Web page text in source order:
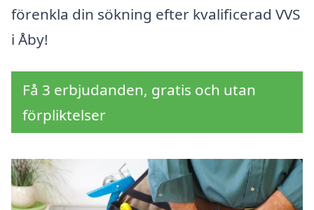
förenkla din sökning efter kvalificerad VVS
i Åby!
Få 3 erbjudanden, gratis och utan
förpliktelser